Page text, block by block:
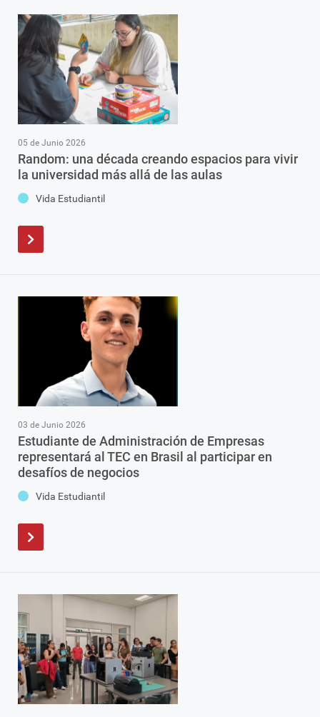
05 de Junio 2026
Random: una década creando espacios para vivir
la universidad más allá de las aulas
Vida Estudiantil
03 de Junio 2026
Estudiante de Administración de Empresas
representará al TEC en Brasil al participar en
desafíos de negocios
Vida Estudiantil